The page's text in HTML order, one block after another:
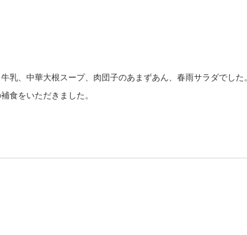
乳、中華大根スープ、肉団子のあまずあん、春雨サラダでした。
食をいただきました。